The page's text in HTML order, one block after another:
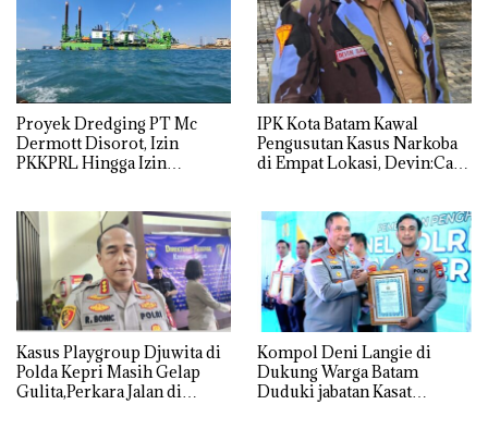
Proyek Dredging PT Mc
Dermott Disorot, Izin
PKKPRL Hingga Izin
IPK Kota Batam Kawal
Pengusutan Kasus Narkoba
di Empat Lokasi, Devin:Cari
Kasus Playgroup Djuwita di
Polda Kepri Masih Gelap
Gulita,Perkara Jalan di
Kompol Deni Langie di
Dukung Warga Batam
Duduki jabatan Kasat